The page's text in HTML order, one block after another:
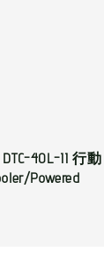
DTC-40L-II 行動
Powered